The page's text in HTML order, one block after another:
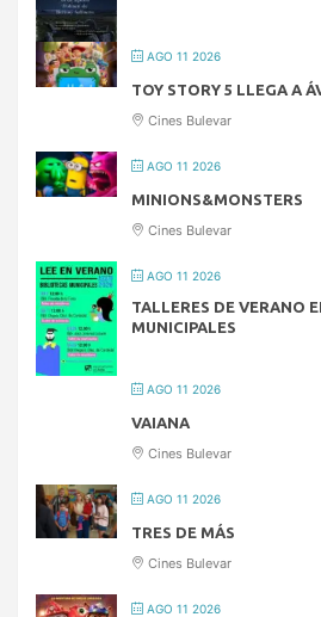
AGO 11 2026
TOY STORY 5 LLEGA A
Cines Bulevar
AGO 11 2026
MINIONS&MONSTERS
Cines Bulevar
AGO 11 2026
TALLERES DE VERANO
MUNICIPALES
AGO 11 2026
VAIANA
Cines Bulevar
AGO 11 2026
TRES DE MÁS
Cines Bulevar
AGO 11 2026